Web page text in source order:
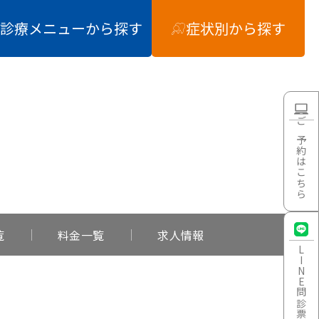
ご予約はこちら
LINE
問診票
診療メニューから探す 症状別から探す
料金一覧 求人情報